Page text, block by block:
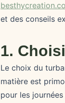
et des conseils
1.
Le choix du
matière est
pour les